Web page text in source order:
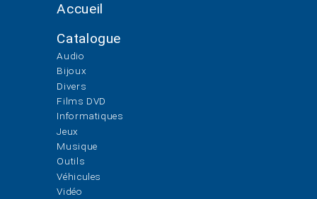
Accueil
Catalogue
Audio
Bijoux
Divers
Films DVD
Informatiques
Jeux
Musique
Outils
Véhicules
Vidéo